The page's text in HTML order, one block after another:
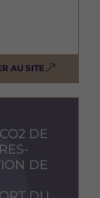
AU SITE
DE
DE